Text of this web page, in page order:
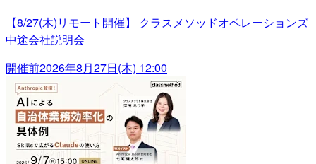
【8/27(木)リモート開催】 クラスメソッドオペレーションズ
中途会社説明会
開催前2026年8月27日(木) 12:00